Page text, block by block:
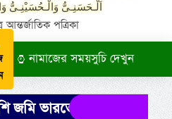
اَلْـحَسَنِـىُّ وَالْـحُسَيْنِـىُّ
পত্রিকা
নামাজের সময়সুচি দেখুন
দখলে। উদ্ধারে নেই